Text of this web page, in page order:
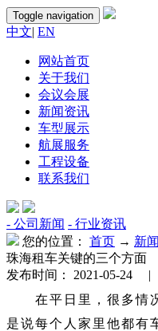
Toggle navigation
中文| EN
网站首页
关于我们
会议会展
新闻资讯
车型展示
航展服务
工程设备
联系我们
- 公司新闻 - 行业资讯
您的位置： 首页 → 新
珠海租车关键的三个方面
发布时间：
2021-05-24
在平日里，很多情况
是说每个人家里他都有